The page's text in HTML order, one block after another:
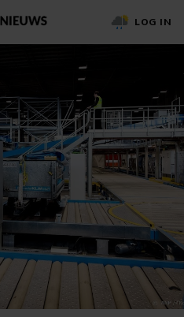
LOG IN